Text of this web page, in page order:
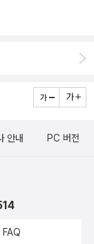
호랑이만하던 고
.
으로 인해 무시당
멋진 피리 연주로
겠지요!
은 사건들 속에서
는 책인 것 같다.
다른 책읽기 즐거
안내 PC 버전
FAQ